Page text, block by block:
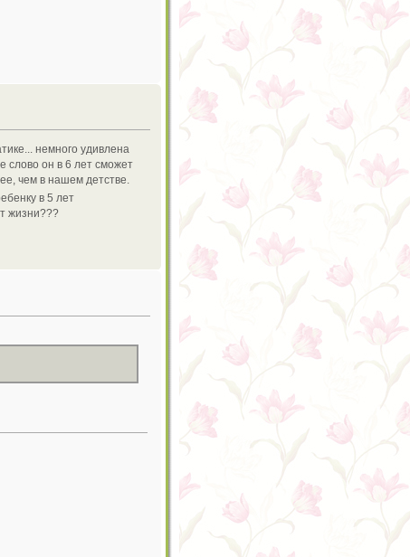
немного удивлена
слово он в 6 лет сможет
чем в нашем детстве.
в 5 лет
жизни???